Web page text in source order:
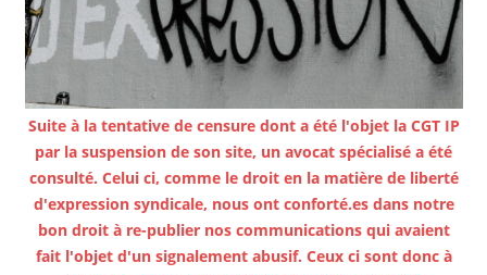
Suite à la tentative de censure dont a été l'objet la CGT IP
par la suspension de son site, un avocat spécialisé a été
consulté. Celui ci, comme le droit en la matière de liberté
d'expression syndicale, nous ont conforté.es dans notre
bon droit à re-publier nos communications qui avaient
fait l'objet d'un signalement abusif. Ceux ci sont donc à